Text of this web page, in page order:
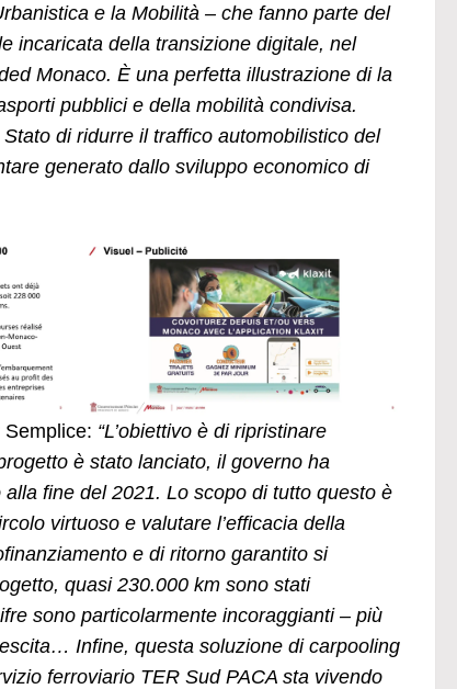
e la Mobilità – che fanno parte del
incaricata della transizione digitale, nel
Monaco. È una perfetta illustrazione di la
pubblici e della mobilità condivisa.
di ridurre il traffico automobilistico del
generato dallo sviluppo economico di
Semplice: “L’obiettivo è di ripristinare
è stato lanciato, il governo ha
fine del 2021. Lo scopo di tutto questo è
virtuoso e valutare l’efficacia della
e di ritorno garantito si
quasi 230.000 km sono stati
sono particolarmente incoraggianti – più
Infine, questa soluzione di carpooling
ferroviario TER Sud PACA sta vivendo